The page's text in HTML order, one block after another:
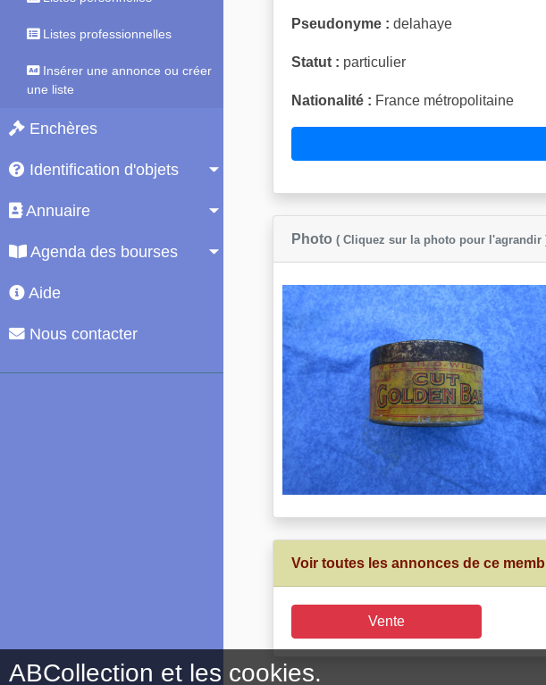
Listes professionnelles
Insérer une annonce ou créer
une liste
Enchères
Identification d'objets
Annuaire
Agenda des bourses
Aide
Nous contacter
Pseudonyme : delahaye
Statut : particulier
Nationalité : France métropolitaine
Photo ( Cliquez sur la photo pour l'agrandir
Voir toutes les annonces de ce
Vente
ABCollection et les cookies.